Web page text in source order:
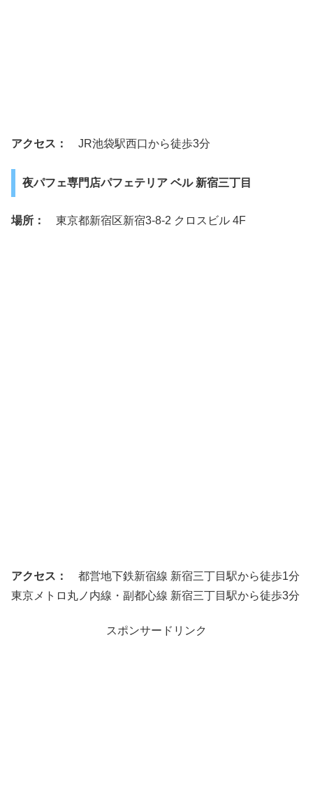
アクセス： JR池袋駅西口から徒歩3分
夜パフェ専門店パフェテリア ベル 新宿三丁目
場所： 東京都新宿区新宿3-8-2 クロスビル 4F
アクセス：
都営地下鉄新宿線 新宿三丁目駅から徒歩1分
東京メトロ丸ノ内線・副都心線 新宿三丁目駅から徒歩3分
スポンサードリンク